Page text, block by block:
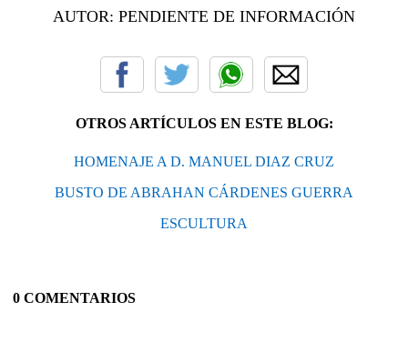
AUTOR: PENDIENTE DE INFORMACIÓN
OTROS ARTÍCULOS EN ESTE BLOG:
HOMENAJE A D. MANUEL DIAZ CRUZ
BUSTO DE ABRAHAN CÁRDENES GUERRA
ESCULTURA
0 COMENTARIOS